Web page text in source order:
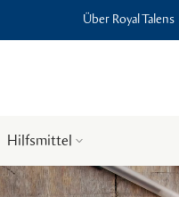
Über Royal Talens
Hilfsmittel